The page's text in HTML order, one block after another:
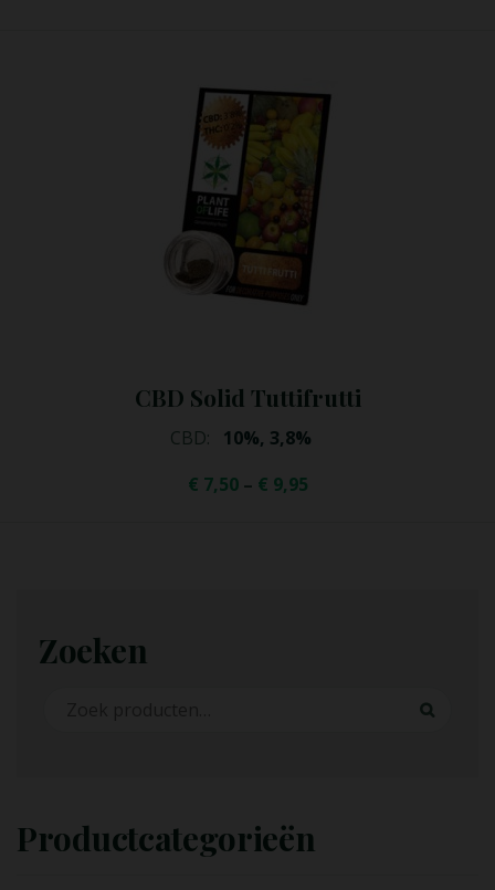
CBD Hash Gypsy Haze
€14,95 €9,95
Zoeken
Zoeken
Productcategorieën